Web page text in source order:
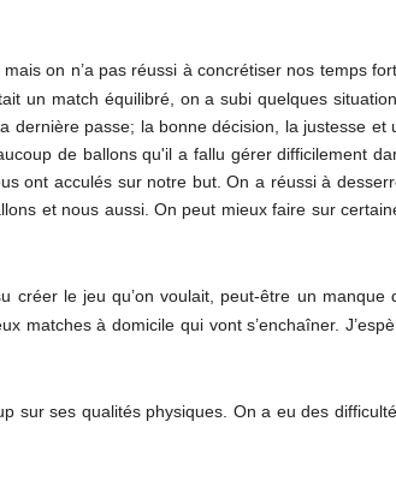
on n’a pas réussi à concrétiser nos temps
un match équilibré, on a subi quelques
dernière passe; la bonne décision, la justesse et
de ballons qu'il a fallu gérer difficilement
ont acculés sur notre but. On a réussi à
et nous aussi. On peut mieux faire sur
créer le jeu qu’on voulait, peut-être un manque
matches à domicile qui vont s’enchaîner.
sur ses qualités physiques. On a eu des